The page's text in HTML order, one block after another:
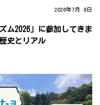
2026年7月 8日
ム2026」に参加してきま
史とリアル